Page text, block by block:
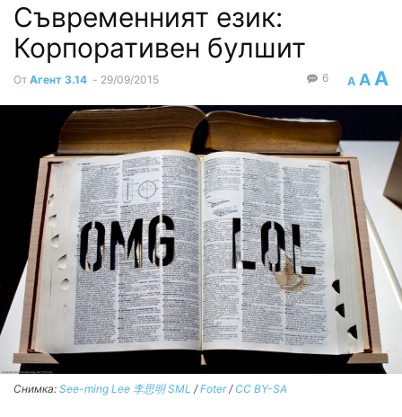
Съвременният език:
Корпоративен булшит
От Агент 3.14 - 29/09/2015 A A A
6
Снимка: See-ming Lee 李思明 SML /Foter/ CC BY-SA